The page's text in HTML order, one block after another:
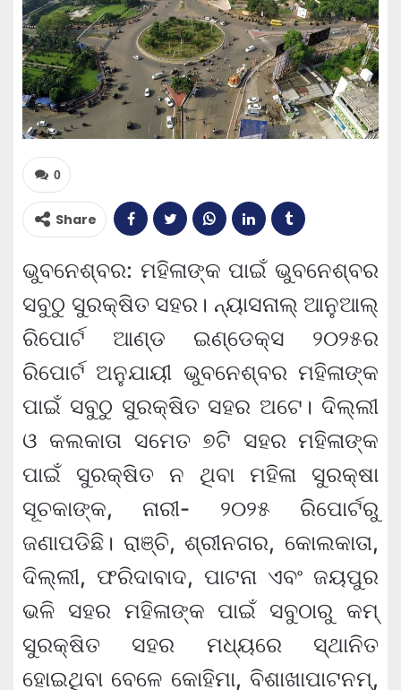
0
Share
ଭୁବନେଶ୍ବର: ମହିଳାଙ୍କ ପାଇଁ ଭୁବନେଶ୍ବର
ସବୁଠୁ ସୁରକ୍ଷିତ ସହର। ନ୍ୟାସନାଲ୍ ଆନୁଆଲ୍
ରିପୋର୍ଟ ଆଣ୍ଡ ଇଣ୍ଡେକ୍ସ ୨୦୨୫ର
ରିପୋର୍ଟ ଅନୁଯାୟୀ ଭୁବନେଶ୍ବର ମହିଳାଙ୍କ
ପାଇଁ ସବୁଠୁ ସୁରକ୍ଷିତ ସହର ଅଟେ। ଦିଲ୍ଲୀ
ଓ କଲକାତା ସମେତ ୭ଟି ସହର ମହିଳାଙ୍କ
ପାଇଁ ସୁରକ୍ଷିତ ନ ଥିବା ମହିଳା ସୁରକ୍ଷା
ସୂଚକାଙ୍କ, ନାରୀ- ୨୦୨୫ ରିପୋର୍ଟରୁ
ଜଣାପଡିଛି। ରାଞ୍ଚି, ଶ୍ରୀନଗର, କୋଲକାତା,
ଦିଲ୍ଲୀ, ଫରିଦାବାଦ, ପାଟନା ଏବଂ ଜୟପୁର
ଭଳି ସହର ମହିଳାଙ୍କ ପାଇଁ ସବୁଠାରୁ କମ୍
ସୁରକ୍ଷିତ ସହର ମଧ୍ୟରେ ସ୍ଥାନିତ
ହୋଇଥିବା ବେଳେ କୋହିମା, ବିଶାଖାପାଟନମ୍,